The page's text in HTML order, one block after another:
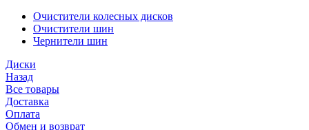
Очистители колесных дисков
Очистители шин
Чернители шин
Диски
Назад
Все товары
Доставка
Оплата
Обмен и возврат